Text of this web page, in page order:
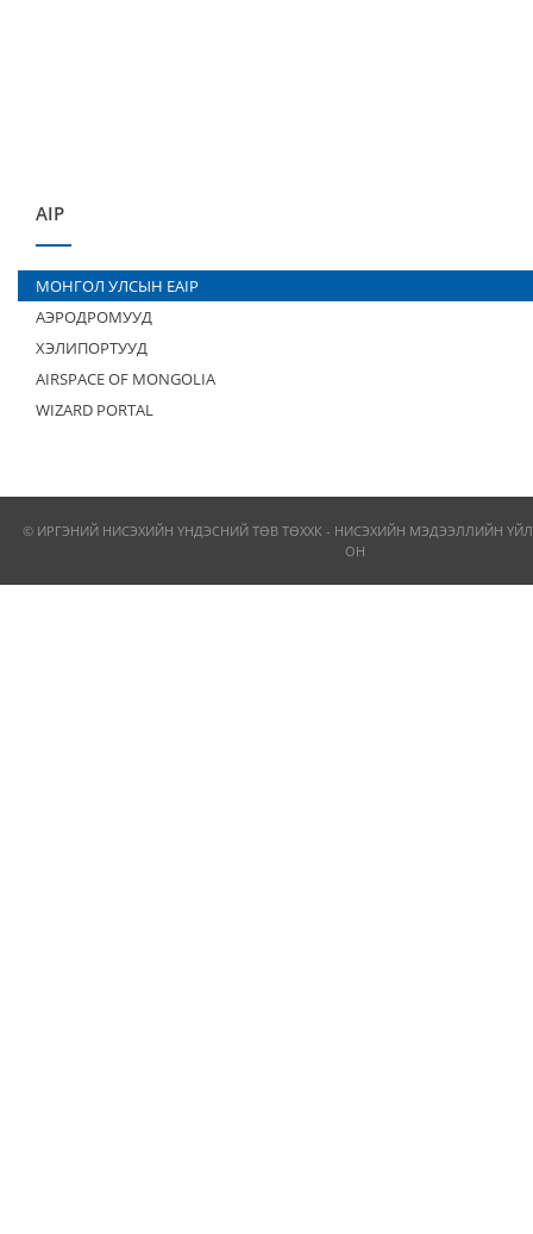
AIP
МОНГОЛ УЛСЫН EAIP
АЭРОДРОМУУД
ХЭЛИПОРТУУД
AIRSPACE OF MONGOLIA
WIZARD PORTAL
© ИРГЭНИЙ НИСЭХИЙН ҮНДЭСНИЙ ТӨВ ТӨХХК - НИСЭХИЙН МЭДЭЭЛЛИЙН
ОН